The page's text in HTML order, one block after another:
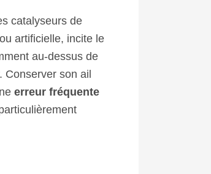
catalyseurs de
artificielle, incite le
au-dessus de
Conserver son ail
erreur fréquente